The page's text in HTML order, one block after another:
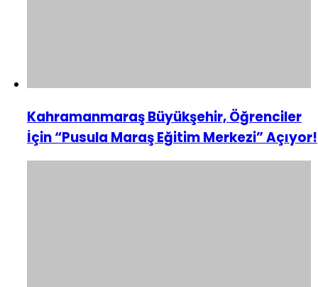
Kahramanmaraş Büyükşehir, Öğrenciler
İçin “Pusula Maraş Eğitim Merkezi” Açıyor!